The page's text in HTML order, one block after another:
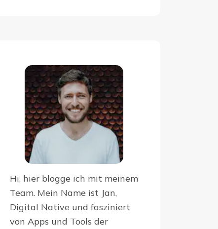
Hi, hier blogge ich mit meinem
Team. Mein Name ist Jan,
Digital Native und fasziniert
von Apps und Tools der